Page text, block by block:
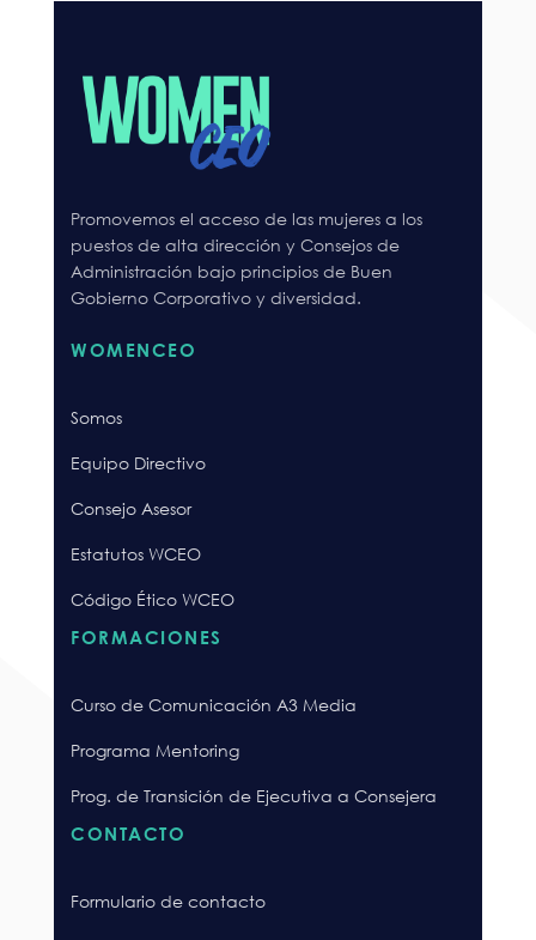
Promovemos el acceso de las mujeres a los
puestos de alta dirección y Consejos de
Administración bajo principios de Buen
Gobierno Corporativo y diversidad.
WOMENCEO
Somos
Equipo Directivo
Consejo Asesor
Estatutos WCEO
Código Ético WCEO
FORMACIONES
Curso de Comunicación A3 Media
Programa Mentoring
Prog. de Transición de Ejecutiva a Consejera
CONTACTO
Formulario de contacto